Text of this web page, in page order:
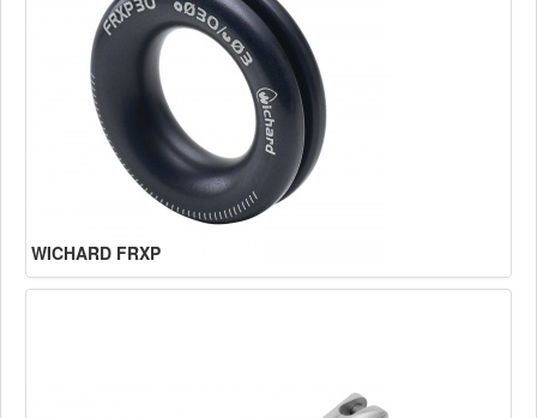
WICHARD FRXP